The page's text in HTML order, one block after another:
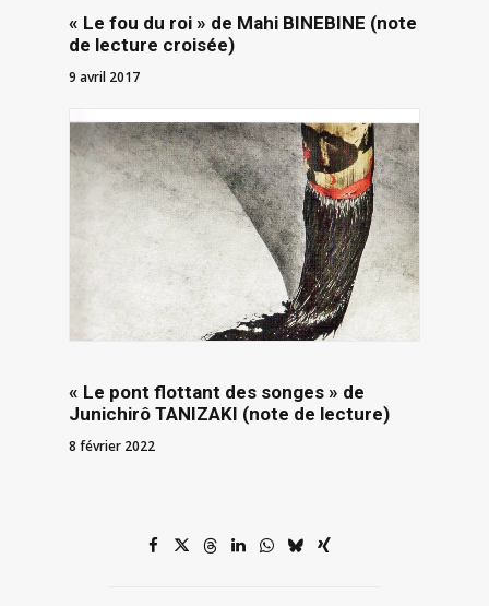
« Le fou du roi » de Mahi BINEBINE (note
de lecture croisée)
9 avril 2017
« Le pont flottant des songes » de
Junichirô TANIZAKI (note de lecture)
8 février 2022